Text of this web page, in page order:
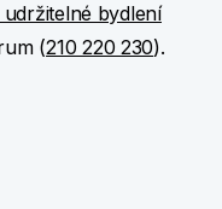
bydlení
(210 220 230).